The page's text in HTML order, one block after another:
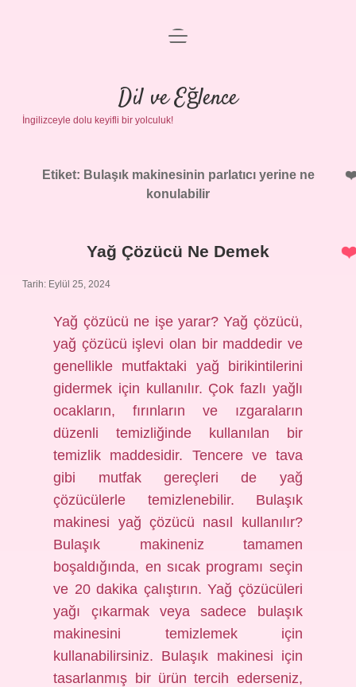
Anasayfa
Gizlilik Politikası
Yasal Uyarı
menüyü
Dil ve Eğlence
İngilizceyle dolu keyifli bir yolculuk!
Etiket: Bulaşık makinesinin parlatıcı yerine ne
konulabilir
Yağ Çözücü Ne Demek
Tarih: Eylül 25, 2024
Yağ çözücü ne işe yarar? Yağ çözücü,
yağ çözücü işlevi olan bir maddedir ve
genellikle mutfaktaki yağ birikintilerini
gidermek için kullanılır. Çok fazlı yağlı
ocakların, fırınların ve ızgaraların
düzenli temizliğinde kullanılan bir
temizlik maddesidir. Tencere ve tava
gibi mutfak gereçleri de yağ
çözücülerle temizlenebilir. Bulaşık
makinesi yağ çözücü nasıl kullanılır?
Bulaşık makineniz tamamen
boşaldığında, en sıcak programı seçin
ve 20 dakika çalıştırın. Yağ çözücüleri
yağı çıkarmak veya sadece bulaşık
makinesini temizlemek için
kullanabilirsiniz. Bulaşık makinesi için
tasarlanmış bir ürün tercih ederseniz,